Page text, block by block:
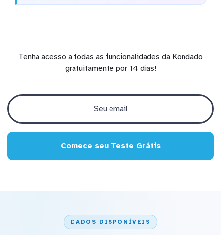
Tenha acesso a todas as funcionalidades da Kondado
gratuitamente por 14 dias!
Comece seu Teste Grátis
DADOS DISPONÍVEIS